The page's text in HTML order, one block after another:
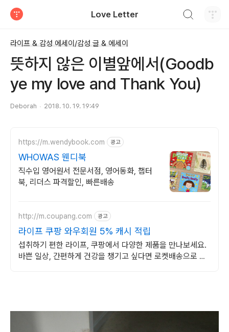
Love Letter
라이프 & 감성 에세이/감성 글 & 에세이
뜻하지 않은 이별앞에서(Goodb
ye my love and Thank You)
Deborah 2018. 10. 19. 19:49
https://m.wendybook.com 광고
WHOWAS 웬디북
직수입 영어원서 전문서점, 영어동화, 챕터
북, 리더스 파격할인, 빠른배송
http://m.coupang.com 광고
라이프 쿠팡 와우회원 5% 캐시 적립
섭취하기 편한 라이프, 쿠팡에서 다양한 제품을 만나보세요.
바쁜 일상, 간편하게 건강을 챙기고 싶다면 로켓배송으로 받